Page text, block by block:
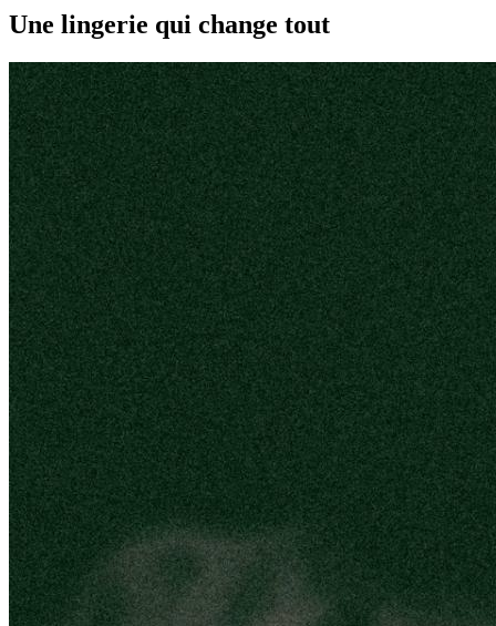
Une lingerie qui change tout